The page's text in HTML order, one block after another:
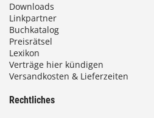
€
Downloads
Linkpartner
Buchkatalog
Preisrätsel
Lexikon
Verträge hier kündigen
Versandkosten & Lieferzeiten
Rechtliches